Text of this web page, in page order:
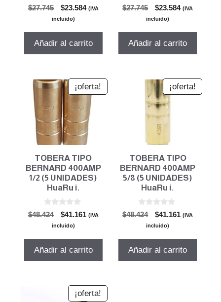
0
d
$27.745
El
precio
era:
$23.584El
es:
(IVA
incluido)
Añadir al carrito
0
d
$27.745
El
precio
era:
$23.584El
es:
(IVA
incluido)
Añadir al carrito
¡oferta!
TOBERA TIPO
BERNARD 400AMP
1/2 (5 UNIDADES)
HuaRu i.
0
d
$48.424
El
precio
era:
$41.161 El
(IVA
incluido)
Añadir al carrito
¡oferta!
TOBERA TIPO
BERNARD 400AMP
5/8 (5 UNIDADES)
HuaRu i.
0
d
$48.424
El
precio
era:
$41.161 El
(IVA
incluido)
Añadir al carrito
¡oferta!